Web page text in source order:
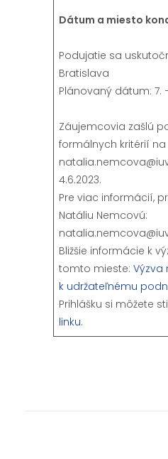
Dátum a miesto
Podujatie sa
Bratislava
Plánovaný dátum: 7.
Záujemcovia zašlú
formálnych kritérií
4.6.2023.
Pre viac informácií,
Natáliu Nemcovú:
Bližšie informácie k
tomto mieste: Výzva
k udržateľnému
Prihlášku si môžete
linku.